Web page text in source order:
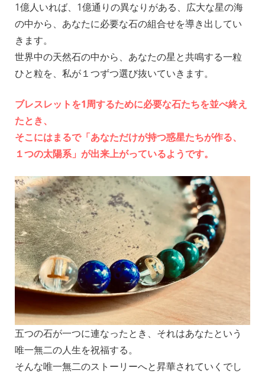
1億人いれば、1億通りの異なりがある、広大な星の海
の中から、あなたに必要な石の組合せを導き出してい
きます。
世界中の天然石の中から、あなたの星と共鳴する一粒
ひと粒を、私が１つずつ選び抜いていきます。
ブレスレットを1周するために必要な石たちを並べ終え
たとき、
そこにはまるで「あなただけが持つ惑星たちが作る、
１つの太陽系」が出来上がっているようです。
五つの石が一つに連なったとき、それはあなたという
唯一無二の人生を祝福する。
そんな唯一無二のストーリーへと昇華されていくでし